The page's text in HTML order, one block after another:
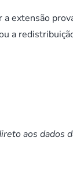
a extensão
a
aos dados